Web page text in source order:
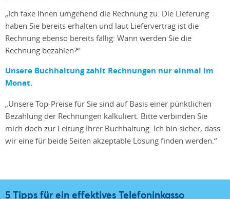
„Ich faxe Ihnen umgehend die Rechnung zu. Die Lieferung
haben Sie bereits erhalten und laut Liefervertrag ist die
Rechnung ebenso bereits fällig: Wann werden Sie die
Rechnung bezahlen?“
Unsere Buchhaltung zahlt Rechnungen nur einmal im
Monat.
„Unsere Top-Preise für Sie sind auf Basis einer pünktlichen
Bezahlung der Rechnungen kalkuliert. Bitte verbinden Sie
mich doch zur Leitung Ihrer Buchhaltung. Ich bin sicher, dass
wir eine für beide Seiten akzeptable Lösung finden werden.“
5 Tipps für ein effektives Telefoninkasso